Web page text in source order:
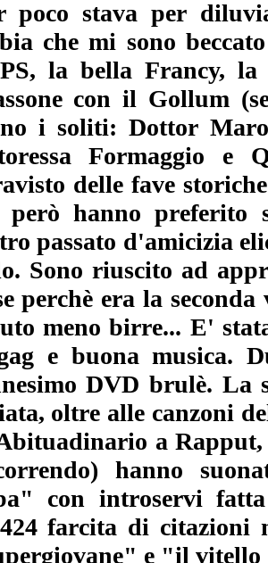
poco stava per
che mi sono
la bella Francy,
con il Gollum
i soliti: Dottor
Formaggio e
delle fave
però hanno preferito
passato d'amicizia
Sono riuscito ad
perchè era la
meno birre... E'
e buona musica.
DVD brulè. La
oltre alle canzoni
a
hanno
con introservi
farcita di
e "il